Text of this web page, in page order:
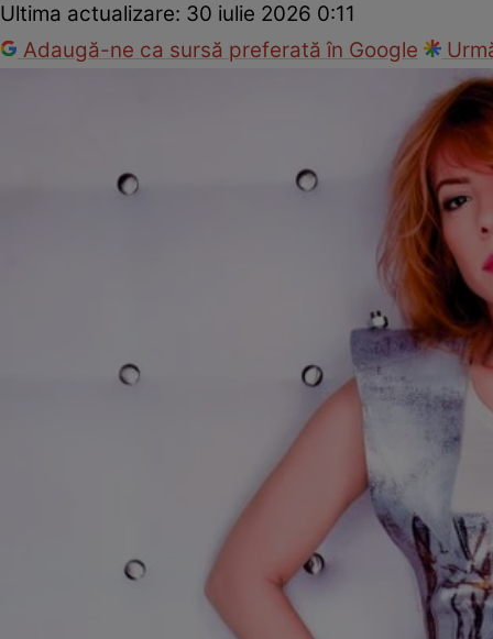
Ultima actualizare: 30 iulie 2026 0:11
Adaugă-ne ca sursă preferată în Google